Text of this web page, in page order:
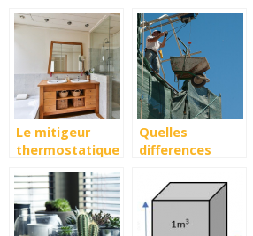
les conditions
de succes
Le mitigeur
thermostatique
Quels sont ses
avantages ?
Quelles
differences
œuvre et
second œuvre ?